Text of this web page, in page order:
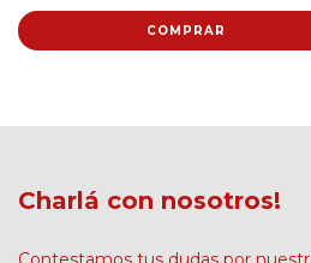
COMPRAR
Charlá con nosotros!